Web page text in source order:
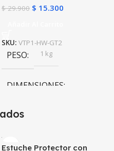
$29.900 $ 15.300
SKU: VTP1-HW-GT2
PESO 1 kg
DIMENSIONES
20 × 20 × 20 cm
Estuche Protector con